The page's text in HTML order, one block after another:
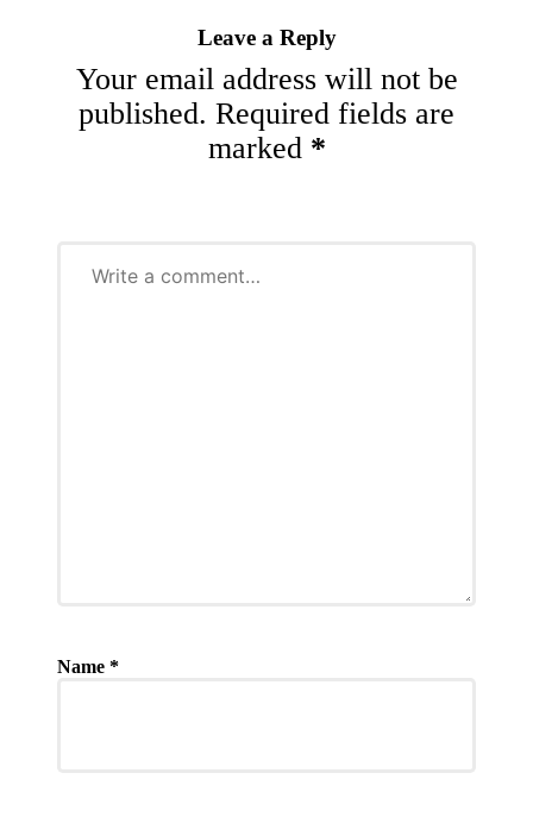
Leave a Reply
Your email address will not be
published. Required fields are
marked *
Name *